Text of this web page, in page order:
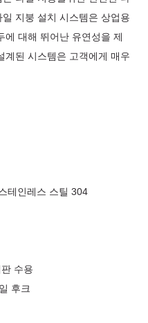
지붕 설치 시스템은 상업용
에 대해 뛰어난 유연성을 제
계된 시스템은 고객에게 매우
테인레스 스틸 304
수용
후크